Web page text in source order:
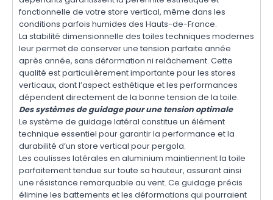
fonctionnelle de votre store vertical, même dans les
conditions parfois humides des Hauts-de-France.
La stabilité dimensionnelle des toiles techniques modernes
leur permet de conserver une tension parfaite année
après année, sans déformation ni relâchement. Cette
qualité est particulièrement importante pour les stores
verticaux, dont l’aspect esthétique et les performances
dépendent directement de la bonne tension de la toile.
Des systèmes de guidage pour une tension optimale
Le système de guidage latéral constitue un élément
technique essentiel pour garantir la performance et la
durabilité d’un store vertical pour pergola.
Les coulisses latérales en aluminium maintiennent la toile
parfaitement tendue sur toute sa hauteur, assurant ainsi
une résistance remarquable au vent. Ce guidage précis
élimine les battements et les déformations qui pourraient